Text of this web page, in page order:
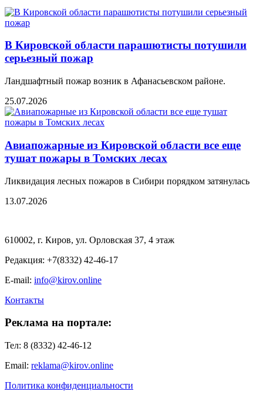
В Кировской области парашютисты потушили
серьезный пожар
Ландшафтный пожар возник в Афанасьевском районе.
25.07.2026
Авиапожарные из Кировской области все еще
тушат пожары в Томских лесах
Ликвидация лесных пожаров в Сибири порядком затянулась
13.07.2026
610002, г. Киров, ул. Орловская 37, 4 этаж
Редакция: +7(8332) 42-46-17
E-mail: info@kirov.online
Контакты
Реклама на портале:
Тел: 8 (8332) 42-46-12
Email: reklama@kirov.online
Политика конфиденциальности